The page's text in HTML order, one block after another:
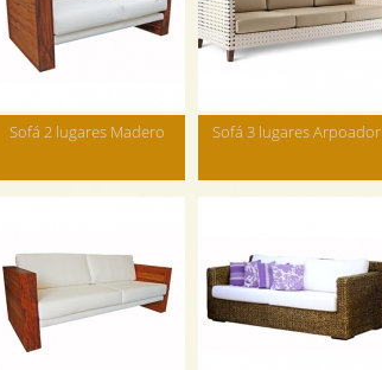
Sofá 2 lugares Madero Sofá 3 lugares Arpoador